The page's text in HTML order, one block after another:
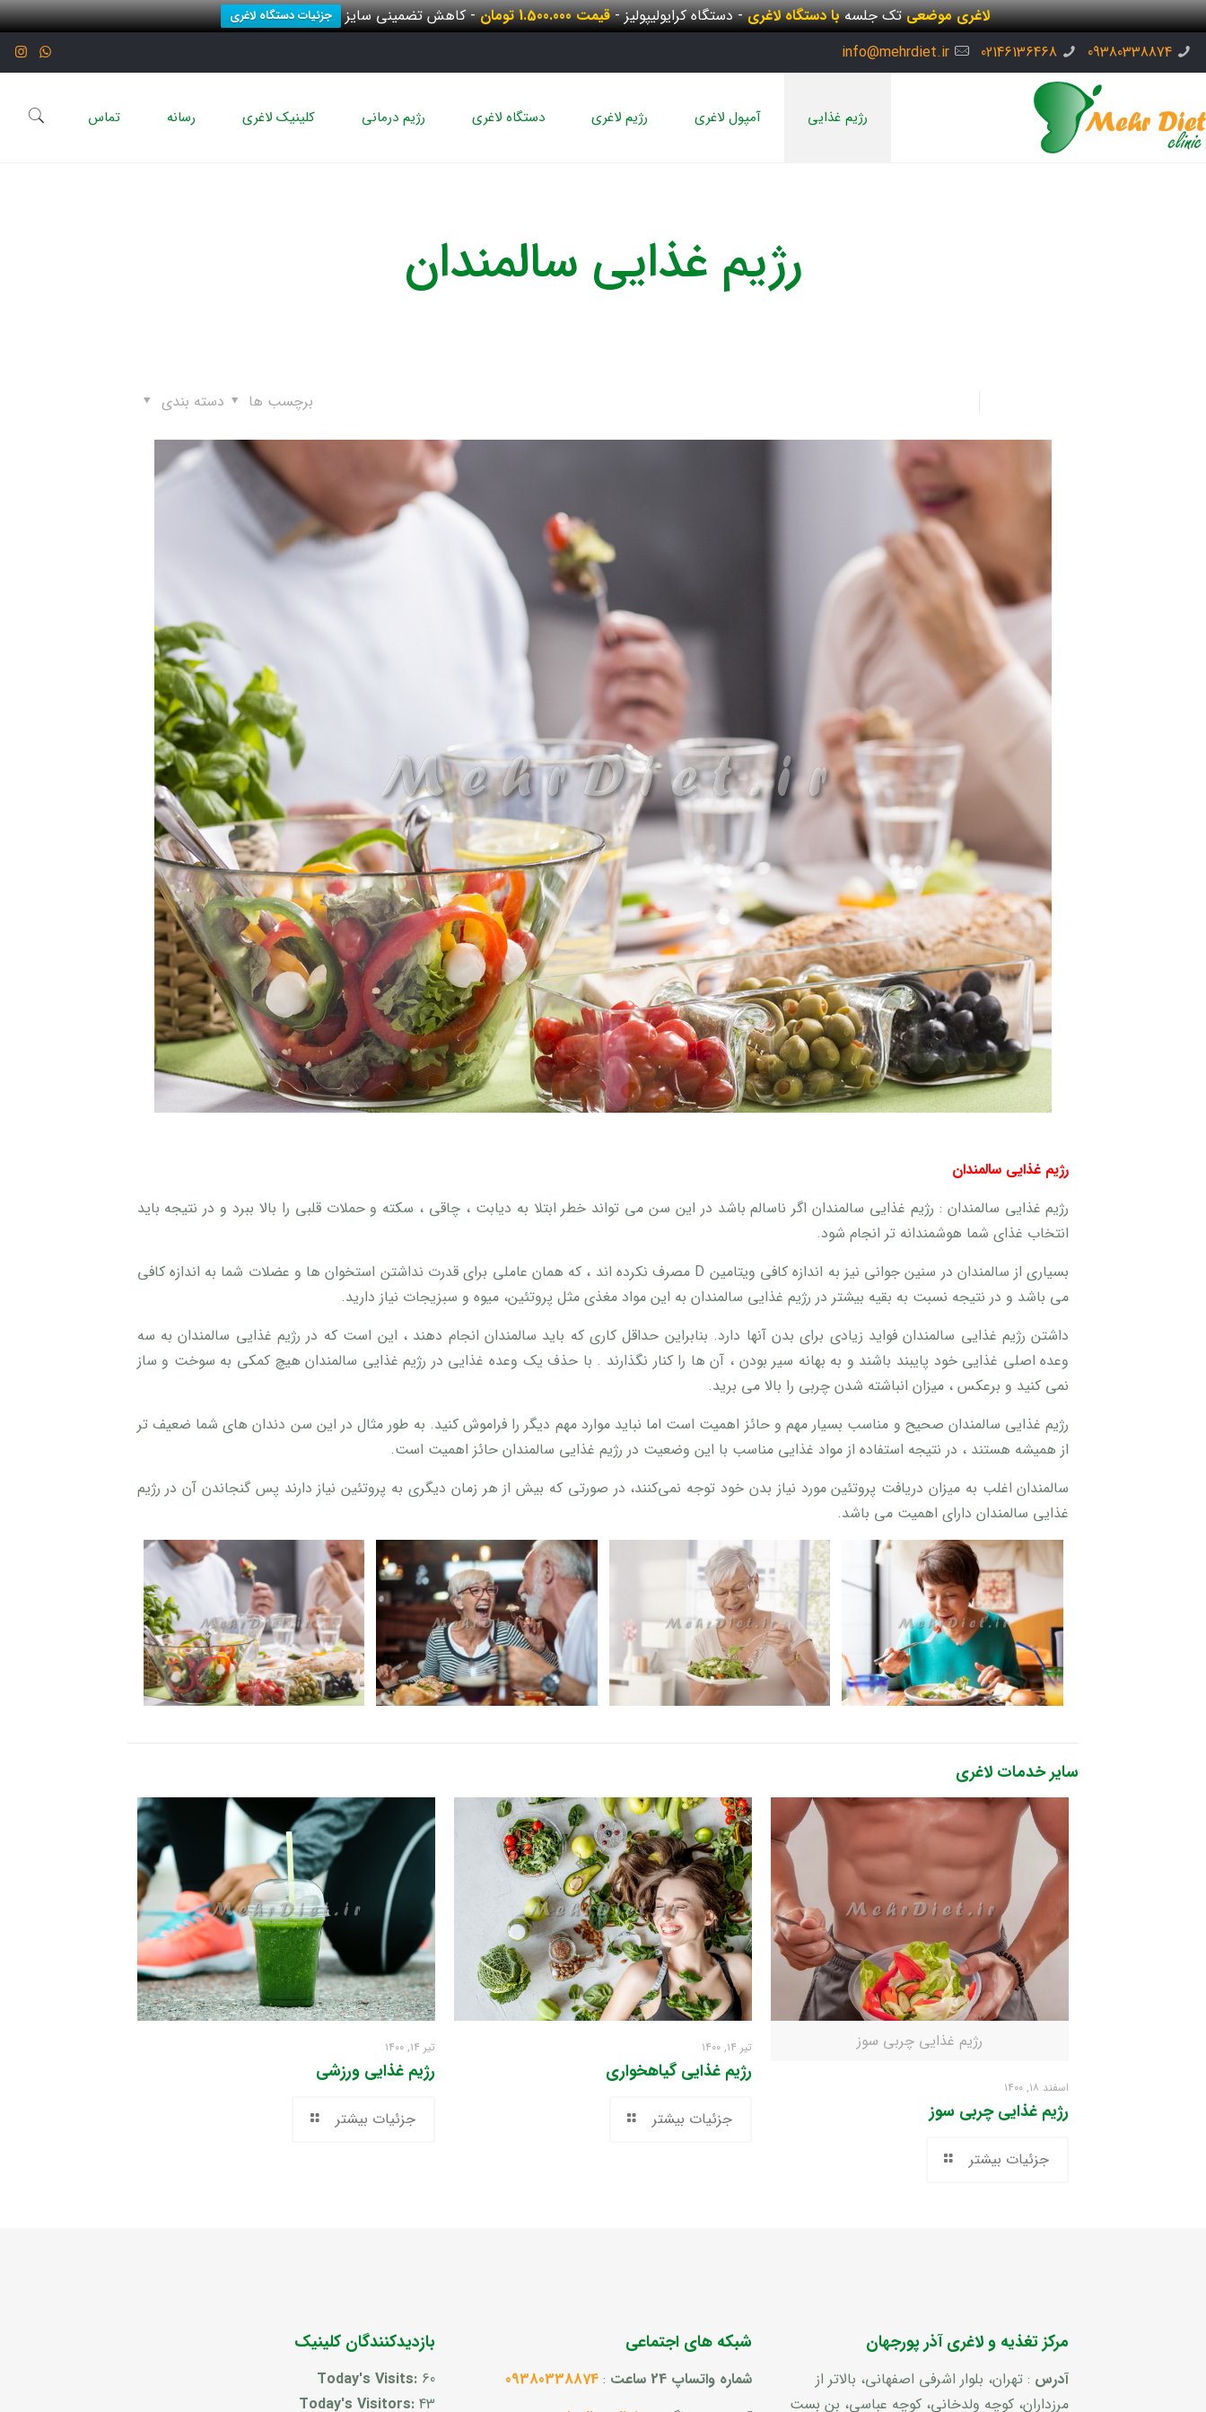
لاغری موضعیتک جلسهبا دستگاه لاغری- دستگاه کرایولیپولیز -قیمت 1.500.000 تومان - کاهش تضمینی سایز جزئیات دستگاه لاغری
09380338874
02146136468
info@mehrdiet.ir
رژیم غذایی آمپول لاغری رژیم لاغری دستگاه لاغری رژیم درمانی کلینیک لاغری رسانه تماس
رژیم غذایی سالمندان
دسته بندی برچسب ها
رژیم غذایی سالمندان
رژیم غذایی سالمندان : رژیم غذایی سالمندان اگر ناسالم باشد در این سن می تواند خطر ابتلا به دیابت ، چاقی ، سکته و حملات قلبی را بالا ببرد و در نتیجه باید
انتخاب غذای شما هوشمندانه تر انجام شود.
بسیاری از سالمندان در سنین جوانی نیز به اندازه کافی ویتامین D مصرف نکرده اند ، که همان عاملی برای قدرت نداشتن استخوان ها و عضلات شما به اندازه کافی
می باشد و در نتیجه نسبت به بقیه بیشتر در رژیم غذایی سالمندان به این مواد مغذی مثل پروتئین، میوه و سبزیجات نیاز دارید.
داشتن رژیم غذایی سالمندان فواید زیادی برای بدن آنها دارد. بنابراین حداقل کاری که باید سالمندان انجام دهند ، این است که در رژیم غذایی سالمندان به سه
وعده اصلی غذایی خود پایبند باشند و به بهانه سیر بودن ، آن ها را کنار نگذارند . با حذف یک وعده غذایی در رژیم غذایی سالمندان هیچ کمکی به سوخت و ساز
نمی کنید و برعکس ، میزان انباشته شدن چربی را بالا می برید.
رژیم غذایی سالمندان صحیح و مناسب بسیار مهم و حائز اهمیت است اما نباید موارد مهم دیگر را فراموش کنید. به طور مثال در این سن دندان های شما ضعیف تر
از همیشه هستند ، در نتیجه استفاده از مواد غذایی مناسب با این وضعیت در رژیم غذایی سالمندان حائز اهمیت است.
سالمندان اغلب به میزان دریافت پروتئین مورد نیاز بدن خود توجه نمی‌کنند، در صورتی که بیش از هر زمان دیگری به پروتئین نیاز دارند پس گنجاندن آن در رژیم
غذایی سالمندان دارای اهمیت می باشد.
سایر خدمات لاغری
رژیم غذایی چربی سوز
اسفند ۱۸, ۱۴۰۰
رژیم غذایی چربی سوز
جزئیات بیشتر
تیر ۱۴, ۱۴۰۰
رژیم غذایی گیاهخواری
جزئیات بیشتر
تیر ۱۴, ۱۴۰۰
رژیم غذایی ورزشی
جزئیات بیشتر
مرکز تغذیه و لاغری آذر پورجهان
آدرس : تهران، بلوار اشرفی اصفهانی، بالاتر از
مرزداران، کوچه ولدخانی، کوچه عباسی، بن بست
شبکه های اجتماعی
شماره واتساپ 24 ساعت :
09380338874
بازدیدکنندگان کلینیک
Today's Visits: 60
Today's Visitors: 43